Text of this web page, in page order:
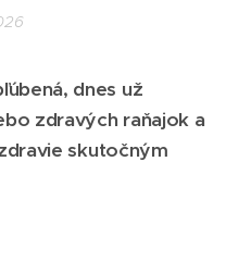
dnes už
zdravých raňajok a
skutočným